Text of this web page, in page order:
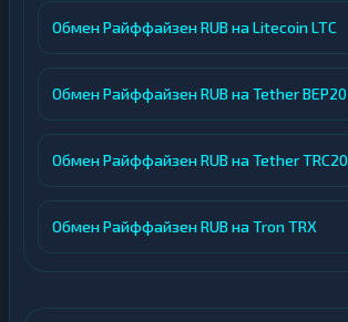
Обмен Райффайзен RUB на Litecoin LTC
Обмен Райффайзен RUB на Tether BEP20
Обмен Райффайзен RUB на Tether TRC20
Обмен Райффайзен RUB на Tron TRX